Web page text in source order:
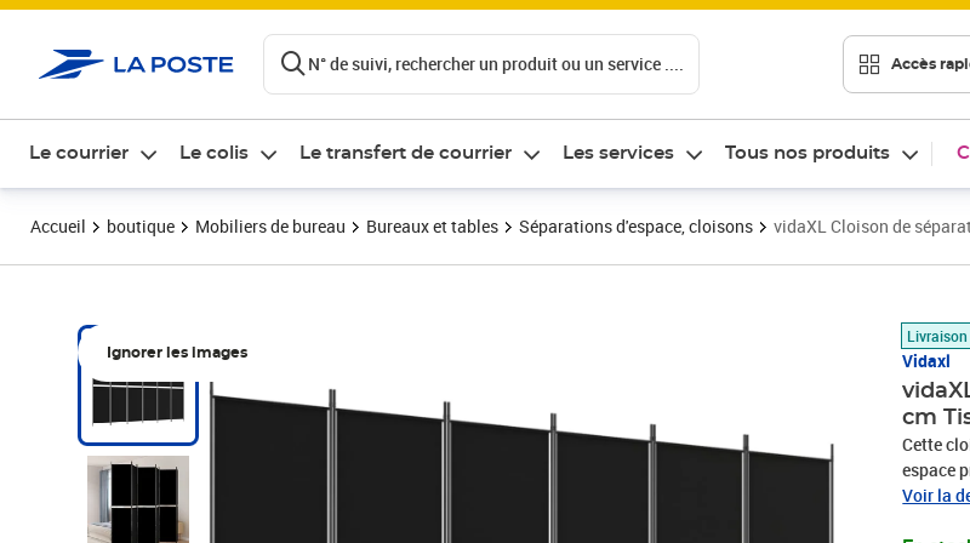
N° de suivi, rechercher un produit ou un service .... Accès
Le courrier Le colis Le transfert de courrier Les services Tous nos produits
Accueil boutique Mobiliers de bureau Bureaux et tables Séparations d'espace, cloisons vidaXL Cloison de
Ignorer les images Vidaxl
cm
Cette
espace
simple
Voir la
Prix